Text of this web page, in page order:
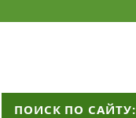
ПОИСК ПО САЙТУ: